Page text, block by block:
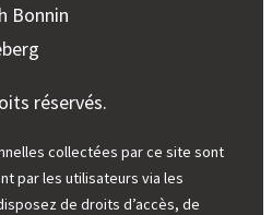
Bonnin
réservés.
collectées par ce site sont
par les utilisateurs via les
de droits d’accès, de